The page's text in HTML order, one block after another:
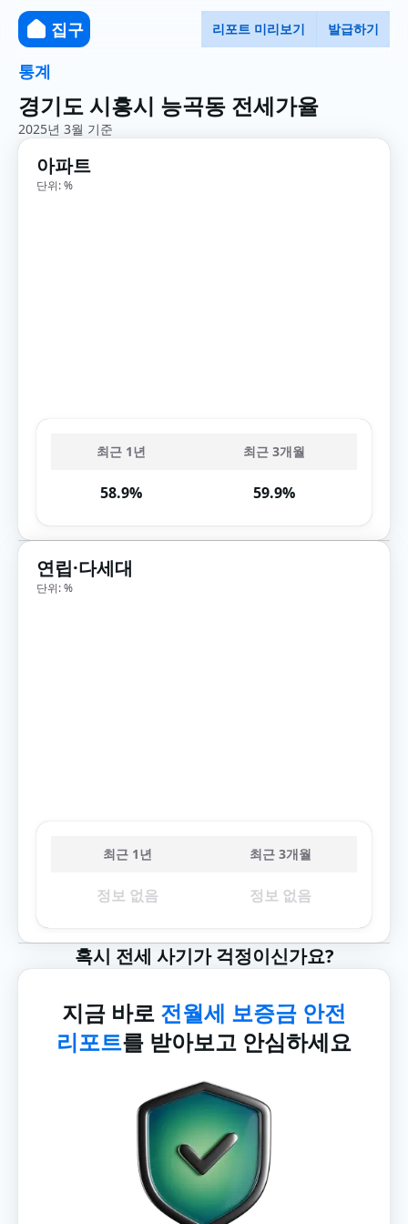
집구 리포트 미리보기 발급하기
통계
경기도 시흥시 능곡동 전세가율
2025년 3월 기준
아파트
단위: %
최근 1년 최근 3개월
58.9% 59.9%
연립·다세대
단위: %
최근 1년 최근 3개월
정보 없음 정보 없음
혹시 전세 사기가 걱정이신가요?
지금 바로 전월세 보증금 안전
리포트를 받아보고 안심하세요